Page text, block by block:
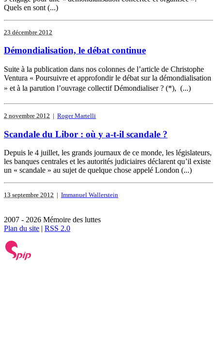
Quels en sont (...)
23 décembre 2012
Démondialisation, le débat continue
Suite à la publication dans nos colonnes de l’article de Christophe
Ventura « Poursuivre et approfondir le débat sur la démondialisation
» et à la parution l’ouvrage collectif Démondialiser ? (*),  (...)
2 novembre 2012 | Roger Martelli
Scandale du Libor : où y a-t-il scandale ?
Depuis le 4 juillet, les grands journaux de ce monde, les législateurs,
les banques centrales et les autorités judiciaires déclarent qu’il existe
un « scandale » au sujet de quelque chose appelé London (...)
13 septembre 2012 | Immanuel Wallerstein
2007 - 2026 Mémoire des luttes
Plan du site | RSS 2.0